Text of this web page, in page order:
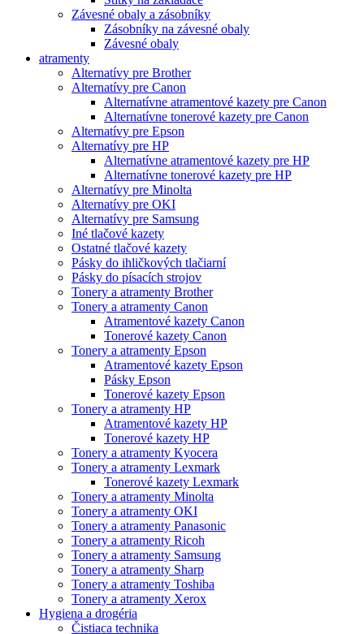
Závesné obaly a zásobníky
Zásobníky na závesné obaly
Závesné obaly
atramenty
Alternatívy pre Brother
Alternatívy pre Canon
Alternatívne atramentové kazety pre Canon
Alternatívne tonerové kazety pre Canon
Alternatívy pre Epson
Alternatívy pre HP
Alternatívne atramentové kazety pre HP
Alternatívne tonerové kazety pre HP
Alternatívy pre Minolta
Alternatívy pre OKI
Alternatívy pre Samsung
Iné tlačové kazety
Ostatné tlačové kazety
Pásky do ihličkových tlačiarní
Pásky do písacích strojov
Tonery a atramenty Brother
Tonery a atramenty Canon
Atramentové kazety Canon
Tonerové kazety Canon
Tonery a atramenty Epson
Atramentové kazety Epson
Pásky Epson
Tonerové kazety Epson
Tonery a atramenty HP
Atramentové kazety HP
Tonerové kazety HP
Tonery a atramenty Kyocera
Tonery a atramenty Lexmark
Tonerové kazety Lexmark
Tonery a atramenty Minolta
Tonery a atramenty OKI
Tonery a atramenty Panasonic
Tonery a atramenty Ricoh
Tonery a atramenty Samsung
Tonery a atramenty Sharp
Tonery a atramenty Toshiba
Tonery a atramenty Xerox
Hygiena a drogéria
Čistiaca technika